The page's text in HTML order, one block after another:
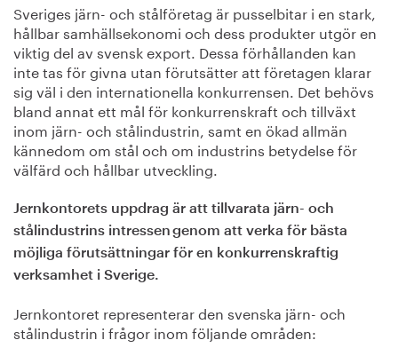
Bildbank
Om oss
Sveriges järn- och stålföretag är pusselbitar i en stark,
hållbar samhällsekonomi och dess produkter utgör en
viktig del av svensk export. Dessa förhållanden kan
inte tas för givna utan förutsätter att företagen klarar
sig väl i den internationella konkurrensen. Det behövs
bland annat ett mål för konkurrenskraft och tillväxt
inom järn- och stålindustrin, samt en ökad allmän
kännedom om stål och om industrins betydelse för
välfärd och hållbar utveckling.
Jernkontorets uppdrag är att tillvarata järn- och
stålindustrins intressen genom att verka för bästa
möjliga förutsättningar för en konkurrenskraftig
verksamhet i Sverige​.
Jernkontoret representerar den svenska järn- och
stålindustrin i frågor inom följande områden: